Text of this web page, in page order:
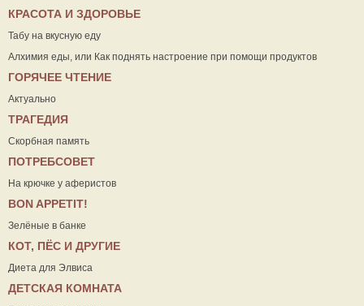
КРАСОТА И ЗДОРОВЬЕ
Табу на вкусную еду
Алхимия еды, или Как поднять настроение при помощи продуктов
ГОРЯЧЕЕ ЧТЕНИЕ
Актуально
ТРАГЕДИЯ
Скорбная память
ПОТРЕБСОВЕТ
На крючке у аферистов
ВON APPETIT!
Зелёные в банке
КОТ, ПЁС И ДРУГИЕ
Диета для Элвиса
ДЕТСКАЯ КОМНАТА